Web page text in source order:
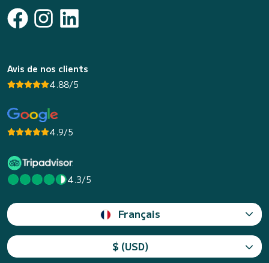
Avis de nos clients
4.88/5
4.9/5
4.3/5
Français
$ (USD)